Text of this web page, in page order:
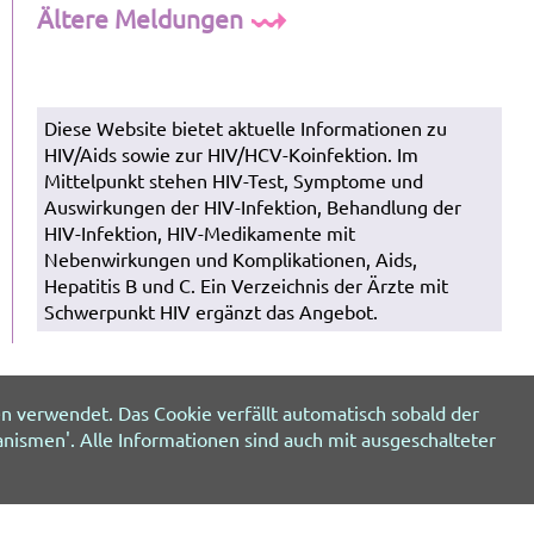
Ältere Meldungen
Diese Website bietet aktuelle Informationen zu
HIV/Aids sowie zur HIV/HCV-Koinfektion. Im
Mittelpunkt stehen HIV-Test, Symptome und
Auswirkungen der HIV-Infektion, Behandlung der
HIV-Infektion, HIV-Medikamente mit
Nebenwirkungen und Komplikationen, Aids,
Hepatitis B und C. Ein Verzeichnis der Ärzte mit
Schwerpunkt HIV ergänzt das Angebot.
verwendet. Das Cookie verfällt automatisch sobald der
Alle Informationen sind auch mit ausgeschalteter